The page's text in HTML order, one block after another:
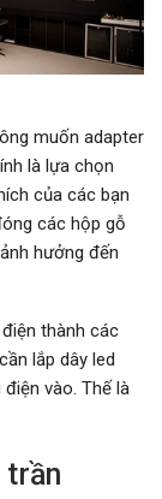
muốn adapter
là lựa chọn
của các bạn
các hộp gỗ
hưởng đến
thành các
lắp dây led
vào. Thế là
trần